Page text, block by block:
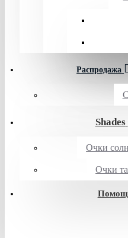
Распродажа
Shades
Очки
Очки